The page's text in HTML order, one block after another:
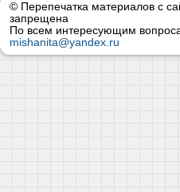
© Перепечатка материалов с
запрещена
По всем интересующим
mishanita@yandex.ru